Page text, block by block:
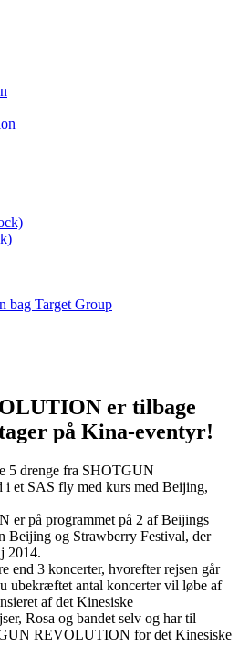
bag Target Group
er tilbage
på Kina-eventyr!
5 drenge fra SHOTGUN
et SAS fly med kurs med Beijing,
på programmet på 2 af Beijings
Beijing og Strawberry Festival, der
2014.
end 3 koncerter, hvorefter rejsen går
ubekræftet antal koncerter vil løbe af
af det Kinesiske
Rosa og bandet selv og har til
REVOLUTION for det Kinesiske